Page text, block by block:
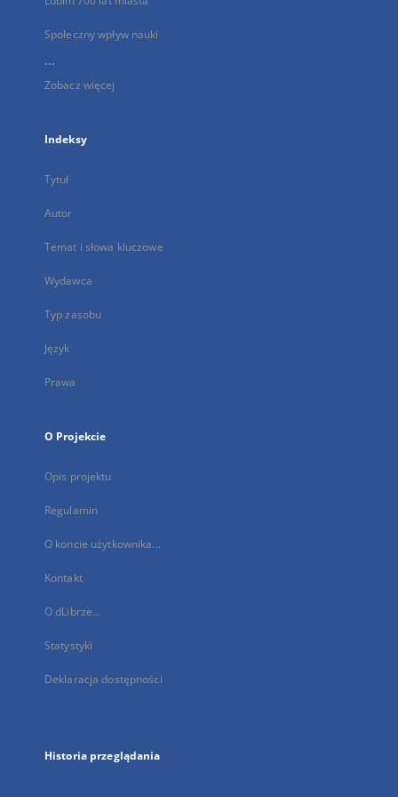
Społeczny wpływ nauki
...
Zobacz więcej
Indeksy
Tytuł
Autor
Temat i słowa kluczowe
Wydawca
Typ zasobu
Język
Prawa
O Projekcie
Opis projektu
Regulamin
O koncie użytkownika...
Kontakt
O dLibrze...
Statystyki
Deklaracja dostępności
Historia przeglądania